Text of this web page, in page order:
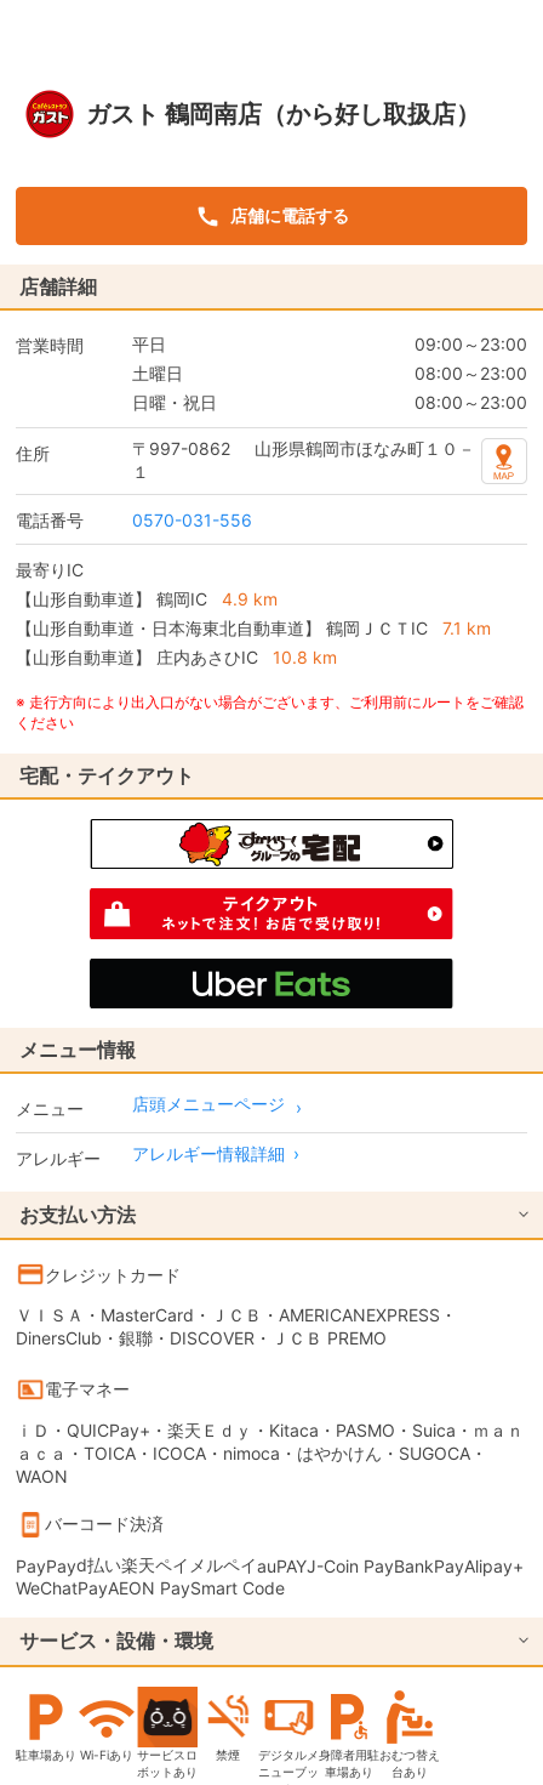
ガスト 鶴岡南店（から好し取扱店）
店舗に電話する
店舗詳細
営業時間 平日
09:00～23:00
土曜日
08:00～23:00
日曜・祝日
08:00～23:00
住所 〒997-0862
山形県鶴岡市ほなみ町１０－
１
電話番号 0570-031-556
最寄りIC
【山形自動車道】
鶴岡IC
4.9 km
【山形自動車道・日本海東北自動車道】
鶴岡ＪＣＴIC
7.1 km
【山形自動車道】
庄内あさひIC 10.8 km
※ 走行方向により出入口がない場合がございます、ご利用前にルートをご確認
ください
宅配・テイクアウト
メニュー情報
メニュー 店頭メニューページ
アレルギー アレルギー情報詳細 ›
お支払い方法
クレジットカード
ＶＩＳＡ・MasterCard・ＪＣＢ・AMERICANEXPRESS・
DinersClub・銀聯・DISCOVER・ＪＣＢ PREMO
電子マネー
ｉＤ・QUICPay+・楽天Ｅｄｙ・Kitaca・PASMO・Suica・ｍａｎ
ａｃａ・TOICA・ICOCA・nimoca・はやかけん・SUGOCA・
WAON
バーコード決済
PayPayd払い楽天ペイ メルペイauPAYJ-Coin PayBankPayAlipay+
WeChatPayAEON PaySmart Code
サービス・設備・環境
駐車場あり Wi-Fiあり サービスロ
ボットあり
禁煙
デジタルメ
ニューブッ
身障者用駐
車場あり
おむつ替え
台あり